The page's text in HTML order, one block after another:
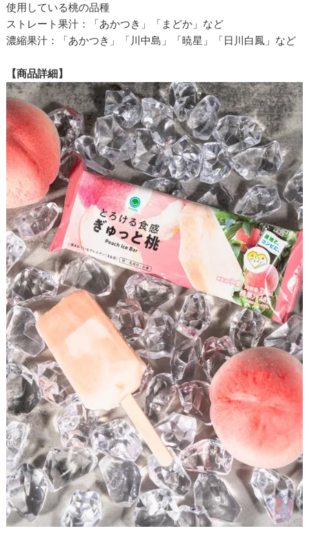
使用している桃の品種
ストレート果汁：「あかつき」「まどか」など
濃縮果汁：「あかつき」「川中島」「暁星」「日川白鳳」など
【商品詳細】